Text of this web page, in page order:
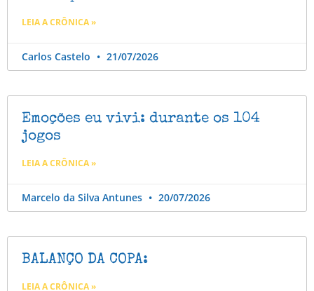
LEIA A CRÔNICA »
Carlos Castelo 21/07/2026
Emoções eu vivi: durante os 104
jogos
LEIA A CRÔNICA »
Marcelo da Silva Antunes 20/07/2026
BALANÇO DA COPA:
LEIA A CRÔNICA »